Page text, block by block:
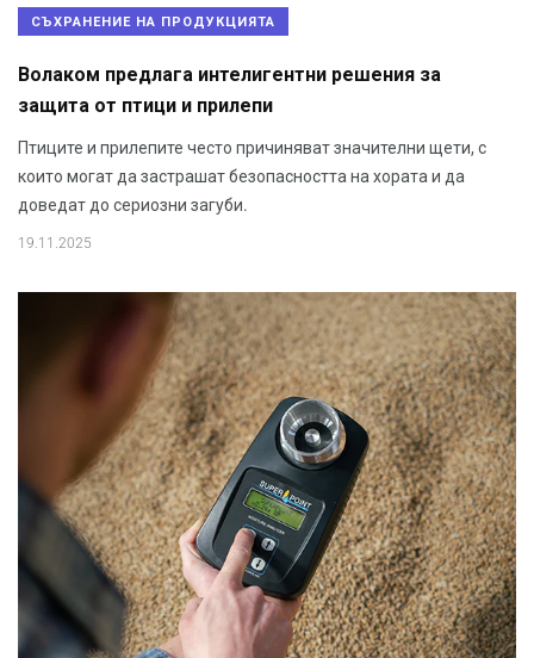
СЪХРАНЕНИЕ НА ПРОДУКЦИЯТА
Волаком предлага интелигентни решения за
защита от птици и прилепи
Птиците и прилепите често причиняват значителни щети, с
които могат да застрашат безопасността на хората и да
доведат до сериозни загуби.
19.11.2025